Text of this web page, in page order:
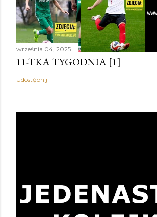
września 04, 2025
11-TKA TYGODNIA [1]
Udostępnij